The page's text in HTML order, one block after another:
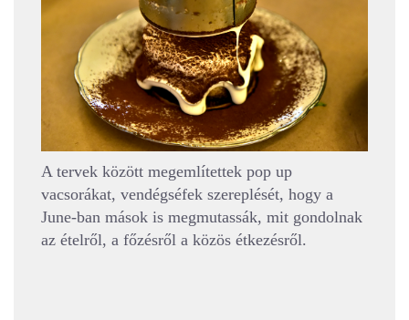
A tervek között megemlítettek pop up
vacsorákat, vendégséfek szereplését, hogy a
June-ban mások is megmutassák, mit gondolnak
az ételről, a főzésről a közös étkezésről.